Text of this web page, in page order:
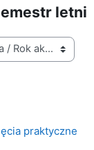
letni
kursy
praktyczne